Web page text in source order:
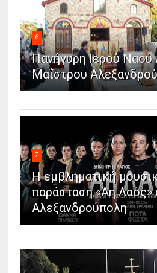
6
Πανήγυρη Ιερού Ναού
Μαΐστρου
7
Η εμβληματική
παράσταση «Άη Λαός»
Αλεξανδρούπολη